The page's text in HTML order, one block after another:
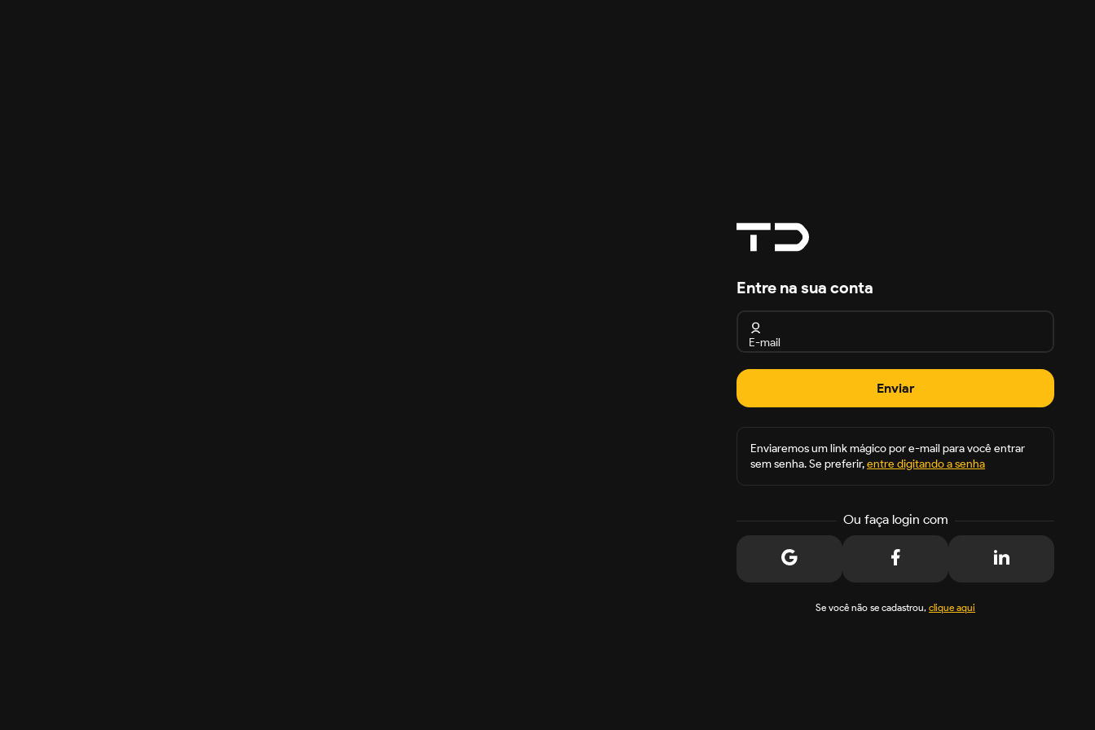
Entre na sua conta
E-mail
Enviar
Enviaremos um link mágico por e-mail para você entrar
sem senha. Se preferir,entre digitando a senha
Ou faça login com
Se você não se cadastrou, clique aqui